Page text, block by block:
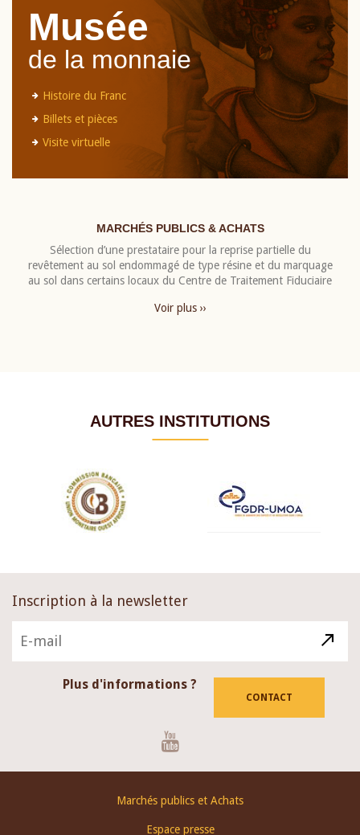
Musée
de la monnaie
Histoire du Franc
Billets et pièces
Visite virtuelle
MARCHÉS PUBLICS & ACHATS
Sélection d’une prestataire pour la reprise partielle du
revêtement au sol endommagé de type résine et du marquage
au sol dans certains locaux du Centre de Traitement Fiduciaire
Voir plus ››
AUTRES INSTITUTIONS
Inscription à la newsletter
Plus d'informations ?
CONTACT
Marchés publics et Achats
Espace presse